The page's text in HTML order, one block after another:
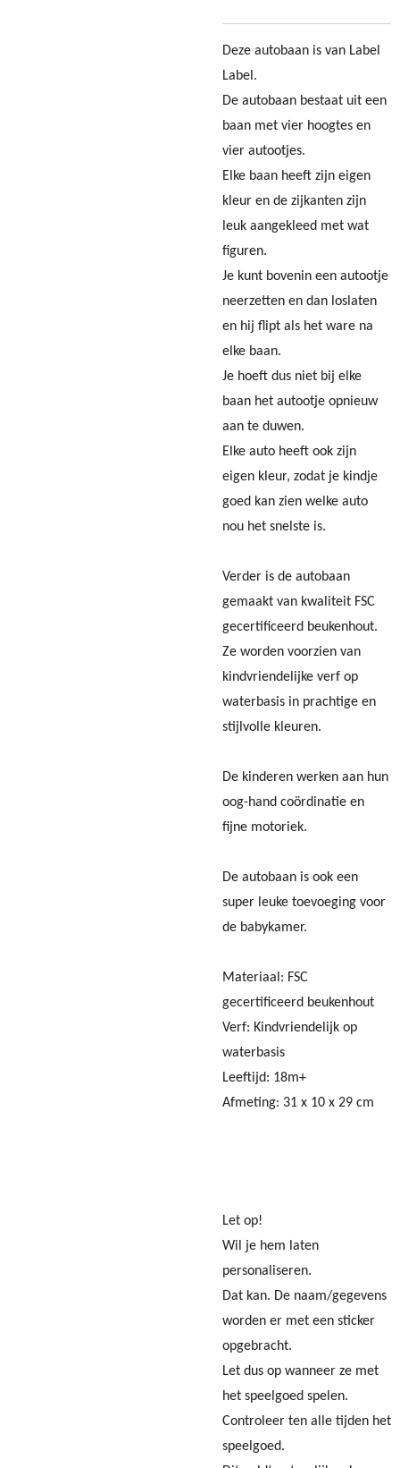
Deze autobaan is van Label
Label.
De autobaan bestaat uit een
baan met vier hoogtes en
vier autootjes.
Elke baan heeft zijn eigen
kleur en de zijkanten zijn
leuk aangekleed met wat
figuren.
Je kunt bovenin een autootje
neerzetten en dan loslaten
en hij flipt als het ware na
elke baan.
Je hoeft dus niet bij elke
baan het autootje opnieuw
aan te duwen.
Elke auto heeft ook zijn
eigen kleur, zodat je kindje
goed kan zien welke auto
nou het snelste is.
Verder is de autobaan
gemaakt van kwaliteit FSC
gecertificeerd beukenhout.
Ze worden voorzien van
kindvriendelijke verf op
waterbasis in prachtige en
stijlvolle kleuren.
De kinderen werken aan hun
oog-hand coördinatie en
fijne motoriek.
De autobaan is ook een
super leuke toevoeging voor
de babykamer.
Materiaal: FSC
gecertificeerd beukenhout
Verf: Kindvriendelijk op
waterbasis
Leeftijd: 18m+
Afmeting: 31 x 10 x 29 cm
Let op!
Wil je hem laten
personaliseren.
Dat kan. De naam/gegevens
worden er met een sticker
opgebracht.
Let dus op wanneer ze met
het speelgoed spelen.
Controleer ten alle tijden het
speelgoed.